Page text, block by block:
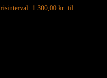
1.300,00 kr. til